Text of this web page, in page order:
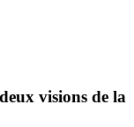
visions de la